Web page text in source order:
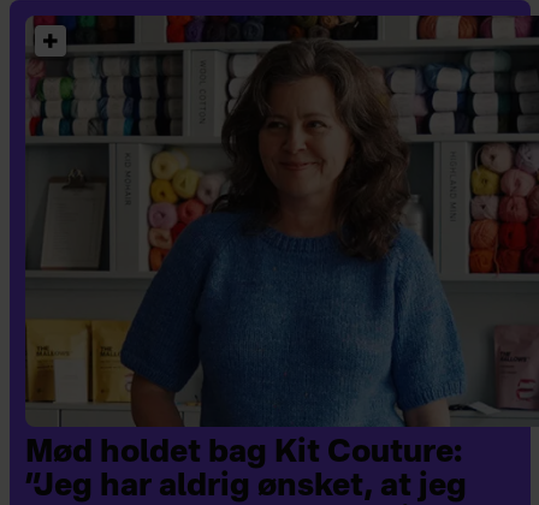
Mød holdet bag Kit Couture:
”Jeg har aldrig ønsket, at jeg